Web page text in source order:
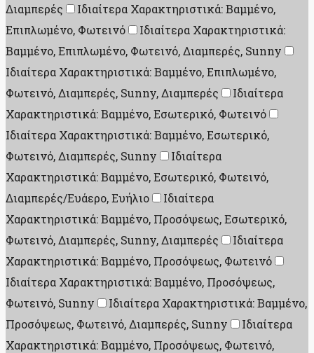
Διαμπερές
Ιδιαίτερα Χαρακτηριστικά: Βαμμένο,
Επιπλωμένο, Φωτεινό
Ιδιαίτερα Χαρακτηριστικά:
Βαμμένο, Επιπλωμένο, Φωτεινό, Διαμπερές, Sunny
Ιδιαίτερα Χαρακτηριστικά: Βαμμένο, Επιπλωμένο,
Φωτεινό, Διαμπερές, Sunny, Διαμπερές
Ιδιαίτερα
Χαρακτηριστικά: Βαμμένο, Εσωτερικό, Φωτεινό
Ιδιαίτερα Χαρακτηριστικά: Βαμμένο, Εσωτερικό,
Φωτεινό, Διαμπερές, Sunny
Ιδιαίτερα
Χαρακτηριστικά: Βαμμένο, Εσωτερικό, Φωτεινό,
Διαμπερές/Ευάερο, Ευήλιο
Ιδιαίτερα
Χαρακτηριστικά: Βαμμένο, Προσόψεως, Εσωτερικό,
Φωτεινό, Διαμπερές, Sunny, Διαμπερές
Ιδιαίτερα
Χαρακτηριστικά: Βαμμένο, Προσόψεως, Φωτεινό
Ιδιαίτερα Χαρακτηριστικά: Βαμμένο, Προσόψεως,
Φωτεινό, Sunny
Ιδιαίτερα Χαρακτηριστικά: Βαμμένο,
Προσόψεως, Φωτεινό, Διαμπερές, Sunny
Ιδιαίτερα
Χαρακτηριστικά: Βαμμένο, Προσόψεως, Φωτεινό,